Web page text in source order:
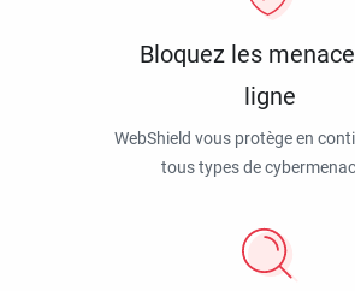
Bloquez les
ligne
WebShield vous protège en
tous types de